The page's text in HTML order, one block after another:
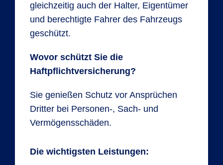
gleichzeitig auch der Halter, Eigentümer
und berechtigte Fahrer des Fahrzeugs
geschützt.
Wovor schützt Sie die
Haftpflichtversicherung?
Sie genießen Schutz vor Ansprüchen
Dritter bei Personen-, Sach- und
Vermögensschäden.
Die wichtigsten Leistungen: